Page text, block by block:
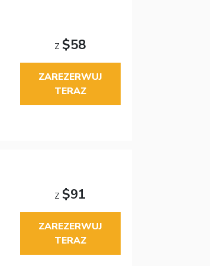
Z$58
ZAREZERWUJ
TERAZ
Z$91
ZAREZERWUJ
TERAZ